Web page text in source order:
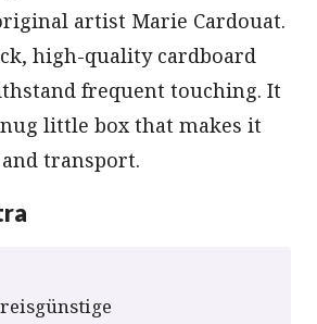
artist Marie Cardouat.
high-quality cardboard
frequent touching. It
little box that makes it
transport.